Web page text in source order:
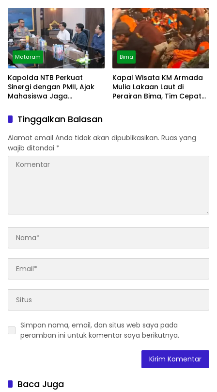
Mataram
Kapolda NTB Perkuat
Sinergi dengan PMII, Ajak
Mahasiswa Jaga
Bima
Kapal Wisata KM Armada
Mulia Lakaan Laut di
Perairan Bima, Tim Cepat
Tinggalkan Balasan
Alamat email Anda tidak akan dipublikasikan. Ruas yang
wajib ditandai *
Simpan nama, email, dan situs web saya pada
peramban ini untuk komentar saya berikutnya.
Baca Juga